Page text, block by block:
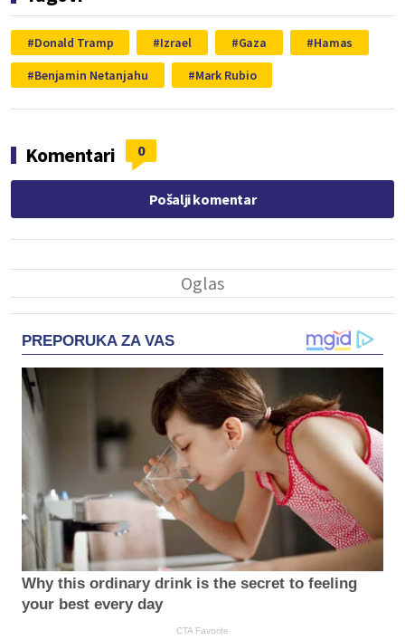
Donald Tramp Izrael Gaza
Hamas
Benjamin Netanjahu
Mark Rubio
Komentari 0
Pošalji komentar
PREPORUKA ZA VAS
Why this ordinary drink is the secret to feeling
your best every day
CTA Favorite